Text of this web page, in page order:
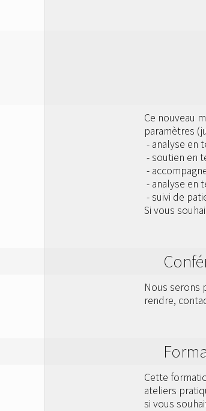
Ce nouveau
paramètres
- analyse en
- soutien en
-
- analyse en
- suivi de
Si vous
Nous serons
rendre,
Cette
ateliers
si vous